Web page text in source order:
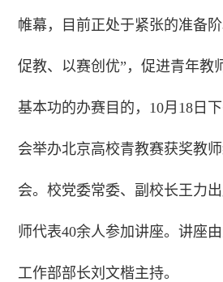
帷幕，目前正处于紧张的准备
促教、以赛创优”，促进青年教
基本功的办赛目的，10月18日
会举办北京高校青教赛获奖教
会。校党委常委、副校长王力
师代表40余人参加讲座。讲座
工作部部长刘文楷主持。